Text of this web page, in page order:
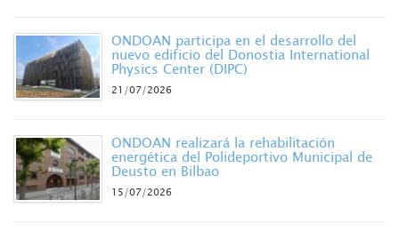
ONDOAN participa en el desarrollo del
nuevo edificio del Donostia International
Physics Center (DIPC)
21/07/2026
ONDOAN realizará la rehabilitación
energética del Polideportivo Municipal de
Deusto en Bilbao
15/07/2026